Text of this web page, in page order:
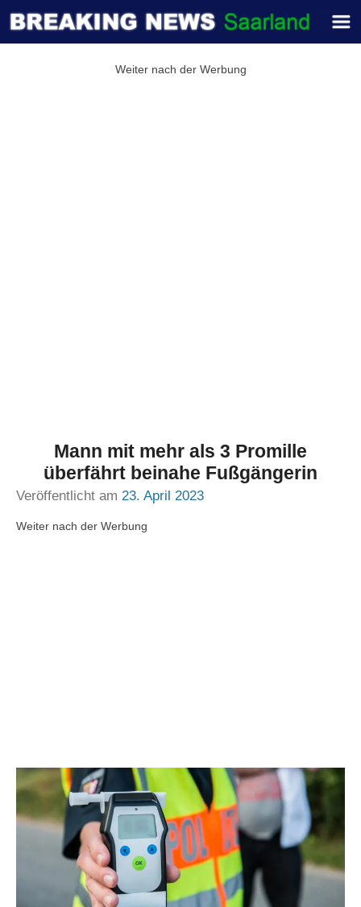
Weiter nach der Werbung
Mann mit mehr als 3 Promille
überfährt beinahe Fußgängerin
Veröffentlicht am 23. April 2023
Weiter nach der Werbung